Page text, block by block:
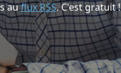
auflux RSS. C'est gratuit !